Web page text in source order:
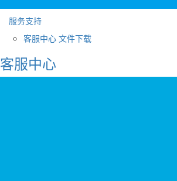
服务支持
客服中心 文件下载
客服中心